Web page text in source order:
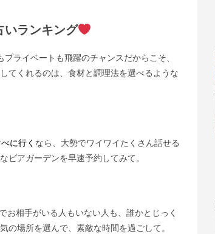
いランキング
ライベートも飛躍のチャンスだからこそ、
てくれるのは、食材と調理法を選べるような
に行く なら、大勢でワイワイたくさん話せる
アガーデンを早速予約してみて。
お相手がいる人もいない人も、誰かとじっく
の場所を選んで、素敵な時間を過ごして。